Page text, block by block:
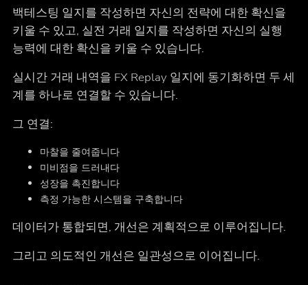
백테스팅 일지를 작성하면 자신의 전략에 대한 확신을
키울 수 있고, 실전 거래 일지를 작성하면 자신의 실행
능력에 대한 확신을 키울 수 있습니다.
실시간 거래 내역을 FX Replay 일지에 동기화하면 두 세
계를 하나로 연결할 수 있습니다.
그 연결:
마찰을 줄여줍니다
미비점을 드러내다
성장을 촉진합니다
측정 가능한 시스템을 구축합니다
데이터가 통합되면, 개선은 계획적으로 이루어집니다.
그리고 의도적인 개선은 일관성으로 이어집니다.